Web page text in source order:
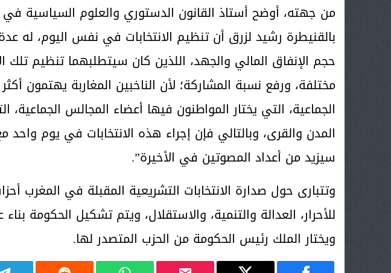
من جهته، أوضح أستاذ القانون الدستوري والعلوم السياسية
بالقنيطرة رشيد لزرق أن تنظيم الانتخابات في نفس اليوم، له
حجم الإنفاق المالي والجهد، اللذين كان سيتطلبهما تنظيم تلك
مختلفة، ورفع نسبة المشاركة؛ لأن الناخبين المغاربة يهتمون
الجماعية، التي يختار المواطنون فيها أعضاء المجالس
المدن والقرى، وبالتالي فإن إجراء هذه الانتخابات في يوم واحد
سيزيد من أعداد المصوتين في الأخيرة”.
وتتبارى حول صدارة الانتخابات التشريعية المقبلة في المغرب
للأحرار، العدالة والتنمية، والاستقلال، ويتم تشكيل الحكومة بناء
ويختار الملك رئيس الحكومة من الحزب المتصدر لها.